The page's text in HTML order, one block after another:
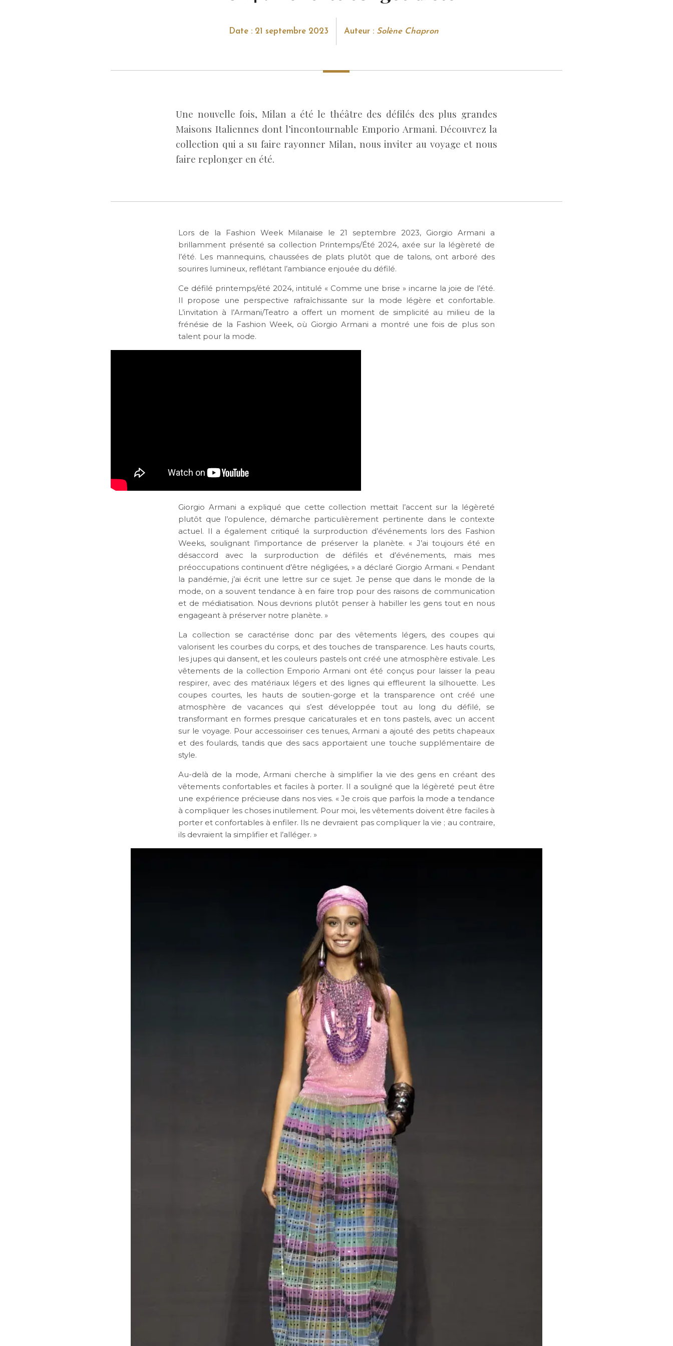
Date : 21 septembre 2023 Auteur : Solène Chapron
Une nouvelle fois, Milan a été le théâtre des défilés des plus grandes
Maisons Italiennes dont l’incontournable Emporio Armani. Découvrez la
collection qui a su faire rayonner Milan, nous inviter au voyage et nous
faire replonger en été.
Lors de la Fashion Week Milanaise le 21 septembre 2023, Giorgio Armani a
brillamment présenté sa collection Printemps/Été 2024, axée sur la légèreté de
l’été. Les mannequins, chaussées de plats plutôt que de talons, ont arboré des
sourires lumineux, reflétant l’ambiance enjouée du défilé.
Ce défilé printemps/été 2024, intitulé « Comme une brise » incarne la joie de l’été.
Il propose une perspective rafraîchissante sur la mode légère et confortable.
L’invitation à l’Armani/Teatro a offert un moment de simplicité au milieu de la
frénésie de la Fashion Week, où Giorgio Armani a montré une fois de plus son
talent pour la mode.
Giorgio Armani a expliqué que cette collection mettait l’accent sur la légèreté
plutôt que l’opulence, démarche particulièrement pertinente dans le contexte
actuel. Il a également critiqué la surproduction d’événements lors des Fashion
Weeks, soulignant l’importance de préserver la planète. « J’ai toujours été en
désaccord avec la surproduction de défilés et d’événements, mais mes
préoccupations continuent d’être négligées, » a déclaré Giorgio Armani. « Pendant
la pandémie, j’ai écrit une lettre sur ce sujet. Je pense que dans le monde de la
mode, on a souvent tendance à en faire trop pour des raisons de communication
et de médiatisation. Nous devrions plutôt penser à habiller les gens tout en nous
engageant à préserver notre planète. »
La collection se caractérise donc par des vêtements légers, des coupes qui
valorisent les courbes du corps, et des touches de transparence. Les hauts courts,
les jupes qui dansent, et les couleurs pastels ont créé une atmosphère estivale. Les
vêtements de la collection Emporio Armani ont été conçus pour laisser la peau
respirer, avec des matériaux légers et des lignes qui effleurent la silhouette. Les
coupes courtes, les hauts de soutien-gorge et la transparence ont créé une
atmosphère de vacances qui s’est développée tout au long du défilé, se
transformant en formes presque caricaturales et en tons pastels, avec un accent
sur le voyage. Pour accessoiriser ces tenues, Armani a ajouté des petits chapeaux
et des foulards, tandis que des sacs apportaient une touche supplémentaire de
style.
Au-delà de la mode, Armani cherche à simplifier la vie des gens en créant des
vêtements confortables et faciles à porter. Il a souligné que la légèreté peut être
une expérience précieuse dans nos vies. « Je crois que parfois la mode a tendance
à compliquer les choses inutilement. Pour moi, les vêtements doivent être faciles à
porter et confortables à enfiler. Ils ne devraient pas compliquer la vie ; au contraire,
ils devraient la simplifier et l’alléger. »